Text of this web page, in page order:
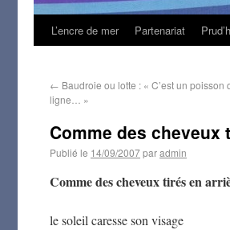
L’encre de mer Partenariat
← Baudroie ou lotte : « C’est un
ligne… »
Comme des
Publié le 14/09/2007paradmin
Comme des cheveux tirés en
le soleil caresse son visage